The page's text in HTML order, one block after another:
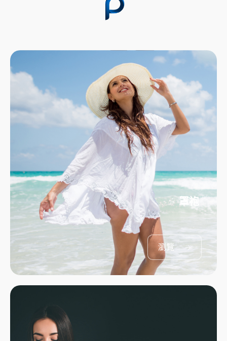
罩袍
瀏覽